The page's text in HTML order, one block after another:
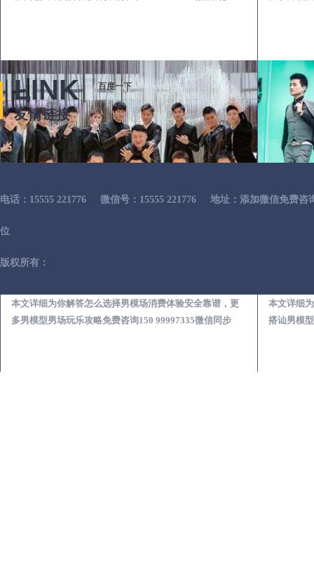
本文详细为你解答怎么选择男模场消费体验安全靠谱，更
多男模型男场玩乐攻略免费咨询150 99997335微信同步
本文详细
搭讪男模
LINK
友情链接
百度一下
电话：15555 221776 微信号：15555 221776 地址：添加微信免费咨
位
版权所有：